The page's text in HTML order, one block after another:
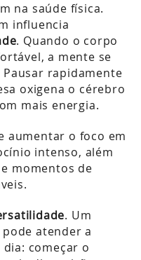
na saúde física.
influencia
. Quando o corpo
a mente se
rapidamente
oxigena o cérebro
mais energia.
aumentar o foco em
intenso, além
momentos de
. Um
atender a
começar o